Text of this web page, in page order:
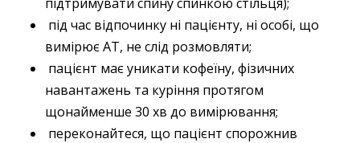
під час відпочинку ні пацієнту, ні особі, що
вимірює АТ, не слід розмовляти;
пацієнт має уникати кофеїну, фізичних
навантажень та куріння протягом
щонайменше 30 хв до вимірювання;
переконайтеся, що пацієнт спорожнив